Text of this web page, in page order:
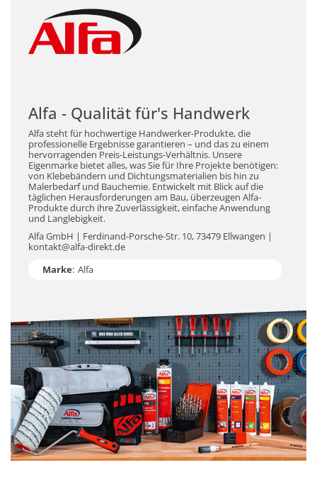
Alfa - Qualität für's Handwerk
Alfa steht für hochwertige Handwerker-Produkte, die
professionelle Ergebnisse garantieren – und das zu einem
hervorragenden Preis-Leistungs-Verhältnis. Unsere
Eigenmarke bietet alles, was Sie für Ihre Projekte benötigen:
von Klebebändern und Dichtungsmaterialien bis hin zu
Malerbedarf und Bauchemie. Entwickelt mit Blick auf die
täglichen Herausforderungen am Bau, überzeugen Alfa-
Produkte durch ihre Zuverlässigkeit, einfache Anwendung
und Langlebigkeit.
Alfa GmbH | Ferdinand-Porsche-Str. 10, 73479 Ellwangen |
kontakt@alfa-direkt.de
Marke: Alfa